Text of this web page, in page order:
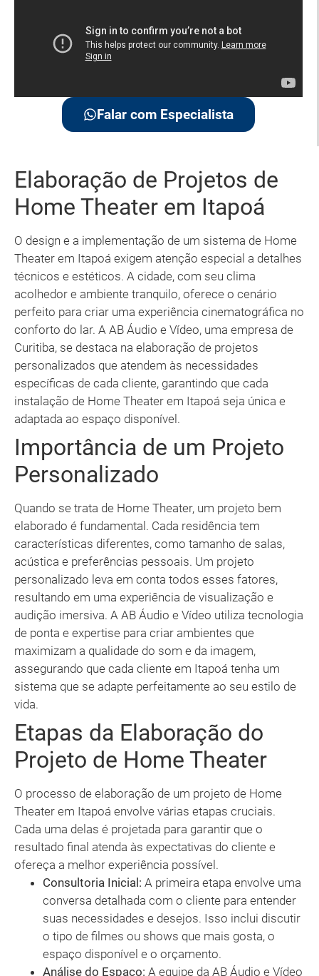
Falar com Especialista
Elaboração de Projetos de
Home Theater em Itapoá
O design e a implementação de um sistema de Home
Theater em Itapoá exigem atenção especial a detalhes
técnicos e estéticos. A cidade, com seu clima
acolhedor e ambiente tranquilo, oferece o cenário
perfeito para criar uma experiência cinematográfica no
conforto do lar. A AB Áudio e Vídeo, uma empresa de
Curitiba, se destaca na elaboração de projetos
personalizados que atendem às necessidades
específicas de cada cliente, garantindo que cada
instalação de Home Theater em Itapoá seja única e
adaptada ao espaço disponível.
Importância de um Projeto
Personalizado
Quando se trata de Home Theater, um projeto bem
elaborado é fundamental. Cada residência tem
características diferentes, como tamanho de salas,
acústica e preferências pessoais. Um projeto
personalizado leva em conta todos esses fatores,
resultando em uma experiência de visualização e
audição imersiva. A AB Áudio e Vídeo utiliza tecnologia
de ponta e expertise para criar ambientes que
maximizam a qualidade do som e da imagem,
assegurando que cada cliente em Itapoá tenha um
sistema que se adapte perfeitamente ao seu estilo de
vida.
Etapas da Elaboração do
Projeto de Home Theater
O processo de elaboração de um projeto de Home
Theater em Itapoá envolve várias etapas cruciais.
Cada uma delas é projetada para garantir que o
resultado final atenda às expectativas do cliente e
ofereça a melhor experiência possível.
Consultoria Inicial: A primeira etapa envolve uma
conversa detalhada com o cliente para entender
suas necessidades e desejos. Isso inclui discutir
o tipo de filmes ou shows que mais gosta, o
espaço disponível e o orçamento.
Análise do Espaço: A equipe da AB Áudio e Vídeo